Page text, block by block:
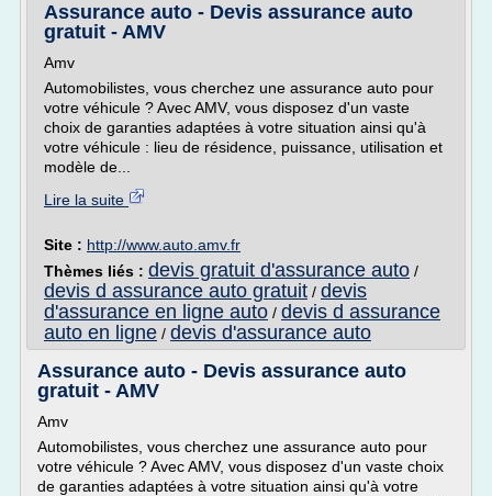
Assurance auto - Devis assurance auto
gratuit - AMV
Amv
Automobilistes, vous cherchez une assurance auto pour
votre véhicule ? Avec AMV, vous disposez d'un vaste
choix de garanties adaptées à votre situation ainsi qu'à
votre véhicule : lieu de résidence, puissance, utilisation et
modèle de...
Lire la suite
Site : http://www.auto.amv.fr
Thèmes liés : devis gratuit d'assurance auto /
devis d assurance auto gratuit / devis
d'assurance en ligne auto / devis d assurance
auto en ligne / devis d'assurance auto
Assurance auto - Devis assurance auto
gratuit - AMV
Amv
Automobilistes, vous cherchez une assurance auto pour
votre véhicule ? Avec AMV, vous disposez d'un vaste choix
de garanties adaptées à votre situation ainsi qu'à votre